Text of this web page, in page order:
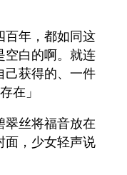
百年，都如同这
空白的啊。就连
己获得的、一件
在」
翠丝将福音放在
面，少女轻声说